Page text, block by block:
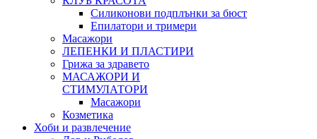
Силиконови подплънки за бюст
Епилатори и тримери
Масажори
ЛЕПЕНКИ И ПЛАСТИРИ
Грижа за здравето
МАСАЖОРИ И
СТИМУЛАТОРИ
Масажори
Козметика
Хоби и развлечение